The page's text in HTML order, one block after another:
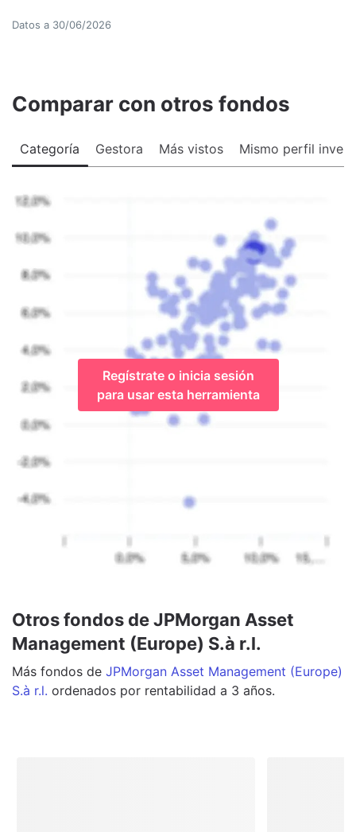
Datos a 30/06/2026
Comparar con otros fondos
Categoría Gestora Más vistos Mismo perfil
Regístrate o inicia sesión
para usar esta herramienta
Otros fondos de JPMorgan Asset
Management (Europe) S.à r.l.
Más fondos de JPMorgan Asset Management (Europe)
S.à r.l. ordenados por rentabilidad a 3 años.